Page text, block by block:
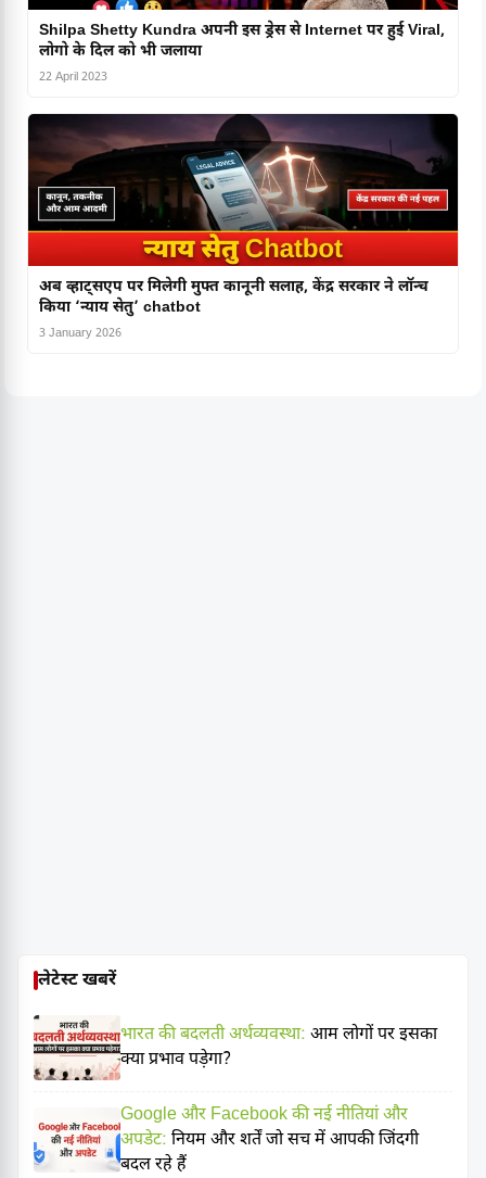
Shilpa Shetty Kundra अपनी इस ड्रेस से Internet पर हुई Viral,
लोगो के दिल को भी जलाया
22 April 2023
अब व्हाट्सएप पर मिलेगी मुफ्त कानूनी सलाह, केंद्र सरकार ने लॉन्च
किया ‘न्याय सेतु’ chatbot
3 January 2026
लेटेस्ट खबरें
भारत की बदलती अर्थव्यवस्था: आम लोगों पर इसका
क्या प्रभाव पड़ेगा?
Google और Facebook की नई नीतियां और
अपडेट: नियम और शर्तें जो सच में आपकी जिंदगी
बदल रहे हैं